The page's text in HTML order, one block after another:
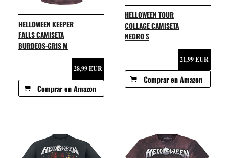
HELLOWEEN KEEPER
FALLS CAMISETA
BURDEOS-GRIS M
28,99 EUR
Comprar en Amazon
HELLOWEEN TOUR
COLLAGE CAMISETA
NEGRO S
21,99 EUR
Comprar en Amazon